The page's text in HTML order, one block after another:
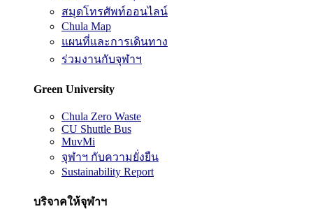
สมุดโทรศัพท์ออนไลน์
Chula Map
แผนที่และการเดินทาง
ร่วมงานกับจุฬาฯ
Green University
Chula Zero Waste
CU Shuttle Bus
MuvMi
จุฬาฯ กับความยั่งยืน
Sustainability Report
บริจาคให้จุฬาฯ